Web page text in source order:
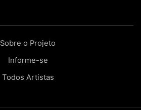
Sobre o Projeto
Informe-se
Todos Artistas